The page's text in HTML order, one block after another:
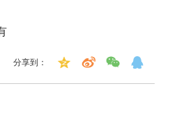
分享到：